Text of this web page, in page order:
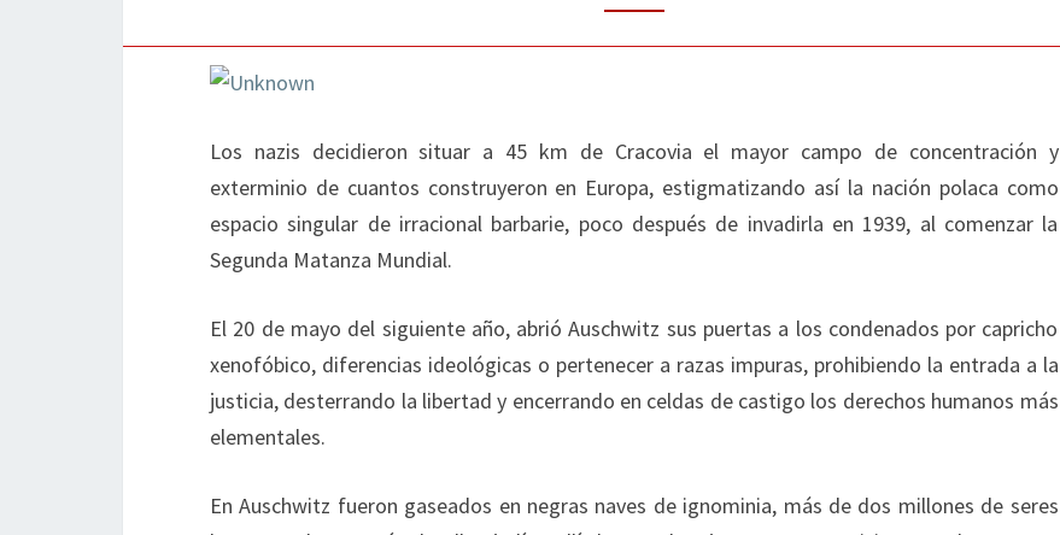
Los nazis decidieron situar a 45 km de Cracovia el mayor campo de concentración y
exterminio de cuantos construyeron en Europa, estigmatizando así la nación polaca como
espacio singular de irracional barbarie, poco después de invadirla en 1939, al comenzar la
Segunda Matanza Mundial.
El 20 de mayo del siguiente año, abrió Auschwitz sus puertas a los condenados por capricho
xenofóbico, diferencias ideológicas o pertenecer a razas impuras, prohibiendo la entrada a la
justicia, desterrando la libertad y encerrando en celdas de castigo los derechos humanos más
elementales.
En Auschwitz fueron gaseados en negras naves de ignominia, más de dos millones de seres